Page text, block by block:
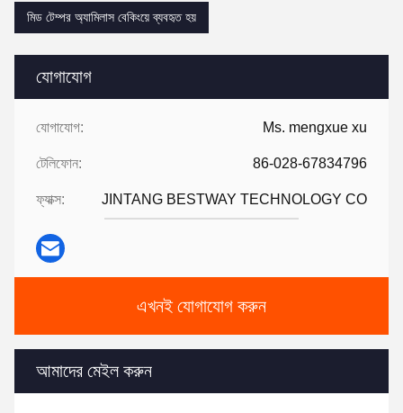
যোগাযোগ
যোগাযোগ: Ms. mengxue xu
টেলিফোন: 86-028-67834796
ফ্যাক্স: JINTANG BESTWAY TECHNOLOGY CO
এখনই যোগাযোগ করুন
আমাদের মেইল করুন
মিড টেম্পর অ্যামিলাস বেকিংয়ে ব্যবহৃত হয়